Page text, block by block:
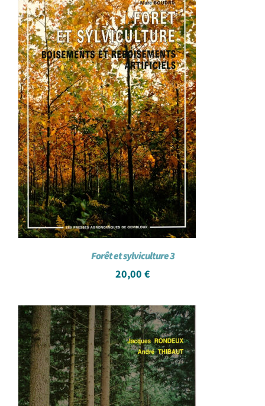
Achat en ligne
Panier WooCommerce
Forêt et sylviculture 3
20,00 €